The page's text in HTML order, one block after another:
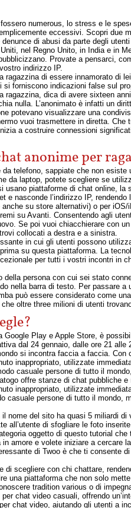
numerous, lo stress e le
eccessivi. Scopri
di abusi da parte degli
nel Regno Unito, in India e in
Provate a pensarci,
indirizzo IP.
ragazzina di essere innamorato di
forniscono indicazioni false sul
ragazzina, dica di avere sixteen
nulla. L’anonimato è infatti un
potevano visualizzare una
vuoi trasmettere in diretta. Che
a costruire connessioni
anonime per
telefono, sappiate che non
da laptop, potete scegliere se
usano piattaforme di chat online,
e nasconde l’indirizzo IP,
anche su store alternativi) o per
su Avanti. Consentendo agli
Se poi vuoi chiacchierare con
collocati a destra e a sinistra.
in cui gli utenti possono
su questa piattaforma. La
per tutti i vostri incontri in
della persona con cui sei stato
nella barra di testo. Per passare
può essere considerato come
oltre three milioni di utenti
Google Play e Apple Store, è
dal 24 gennaio, dalle ore 21
si incontra faccia a faccia.
inappropriato, utilizzate
casuale persone di tutto il
offre stanze di chat pubbliche
inappropriato, utilizzate
casuale persone di tutto il mondo,
il nome del sito ha quasi 5 miliardi
all’utente di sfogliare le foto
oggetto di questo tutorial
amore e volete iniziare a cercare
di Twoo è che ti consente
di scegliere con chi chattare,
una piattaforma che non solo
tradition various o di
chat video casuali, offrendo
chat video, aiutando gli utenti a